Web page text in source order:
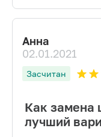
Анна
02.01.2021
Засчитан
Как замена
лучший